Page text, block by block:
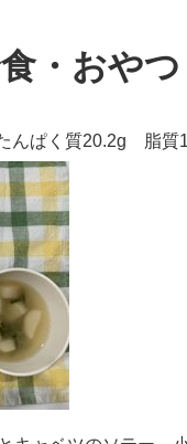
・おやつ
んぱく質20.2g 脂質